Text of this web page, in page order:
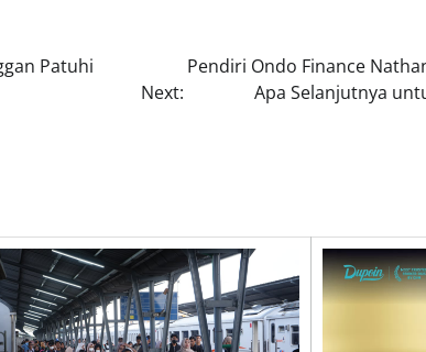
Patuhi
Next:
Pendiri Ondo Finance
Apa Selanjutnya